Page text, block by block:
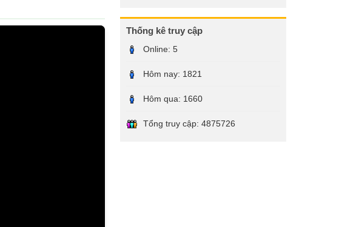
Thống kê truy cập
Online:5
Hôm nay: 1821
Hôm qua: 1660
Tổng truy cập:4875726